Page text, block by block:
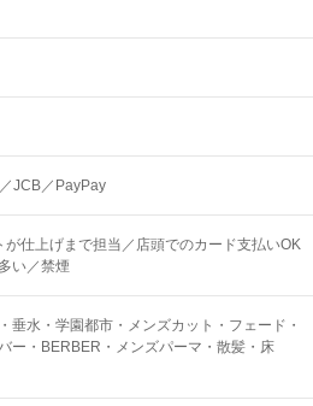
JCB／PayPay
が仕上げまで担当／店頭でのカード支払いOK
い／禁煙
垂水・学園都市・メンズカット・フェード・
ー・BERBER・メンズパーマ・散髪・床